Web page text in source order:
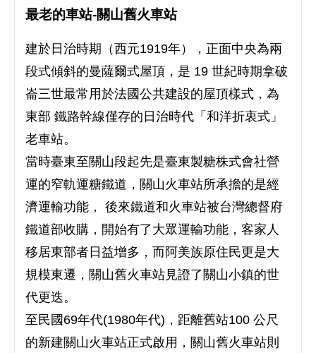
最老的車站-關山舊火車站
建於日治時期（西元1919年），正面中央為兩
段式傾斜的曼薩爾式屋頂，是 19 世紀時期拿破
崙三世最常用於法國公共建設的屋頂樣式，為
東部 鐵路幹線僅存的日治時代「和洋折衷式」
老車站。
當時臺東至關山段起先是臺東製糖株式會社營
運的窄軌運糖鐵道，關山火車站所承擔的是經
濟運輸功能， 後來鐵道和火車站被台灣總督府
鐵道部收購，開始有了大眾運輸功能，客家人
移居東部者日益增多，而阿美族原住民更是大
規模東遷，關山舊火車站見證了關山小鎮的世
代更迭。
至民國69年代(1980年代)，距離舊站100 公尺
的新建關山火車站正式啟用，關山舊火車站則